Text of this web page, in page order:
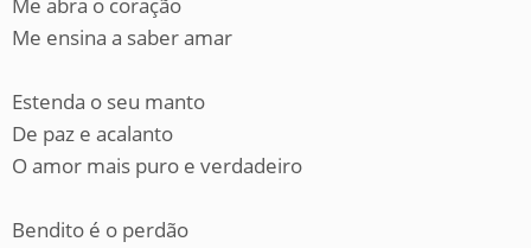
Me ensina a saber amar
Estenda o seu manto
De paz e acalanto
O amor mais puro e verdadeiro
Bendito é o perdão